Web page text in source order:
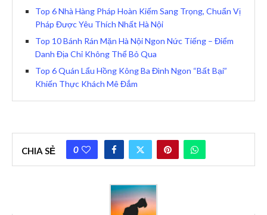
Top 6 Nhà Hàng Pháp Hoàn Kiếm Sang Trọng, Chuẩn Vị
Pháp Được Yêu Thích Nhất Hà Nội
Top 10 Bánh Rán Mặn Hà Nội Ngon Nức Tiếng – Điểm
Danh Địa Chỉ Không Thể Bỏ Qua
Top 6 Quán Lẩu Hồng Kông Ba Đình Ngon “Bất Bại”
Khiến Thực Khách Mê Đắm
CHIA SẺ 0